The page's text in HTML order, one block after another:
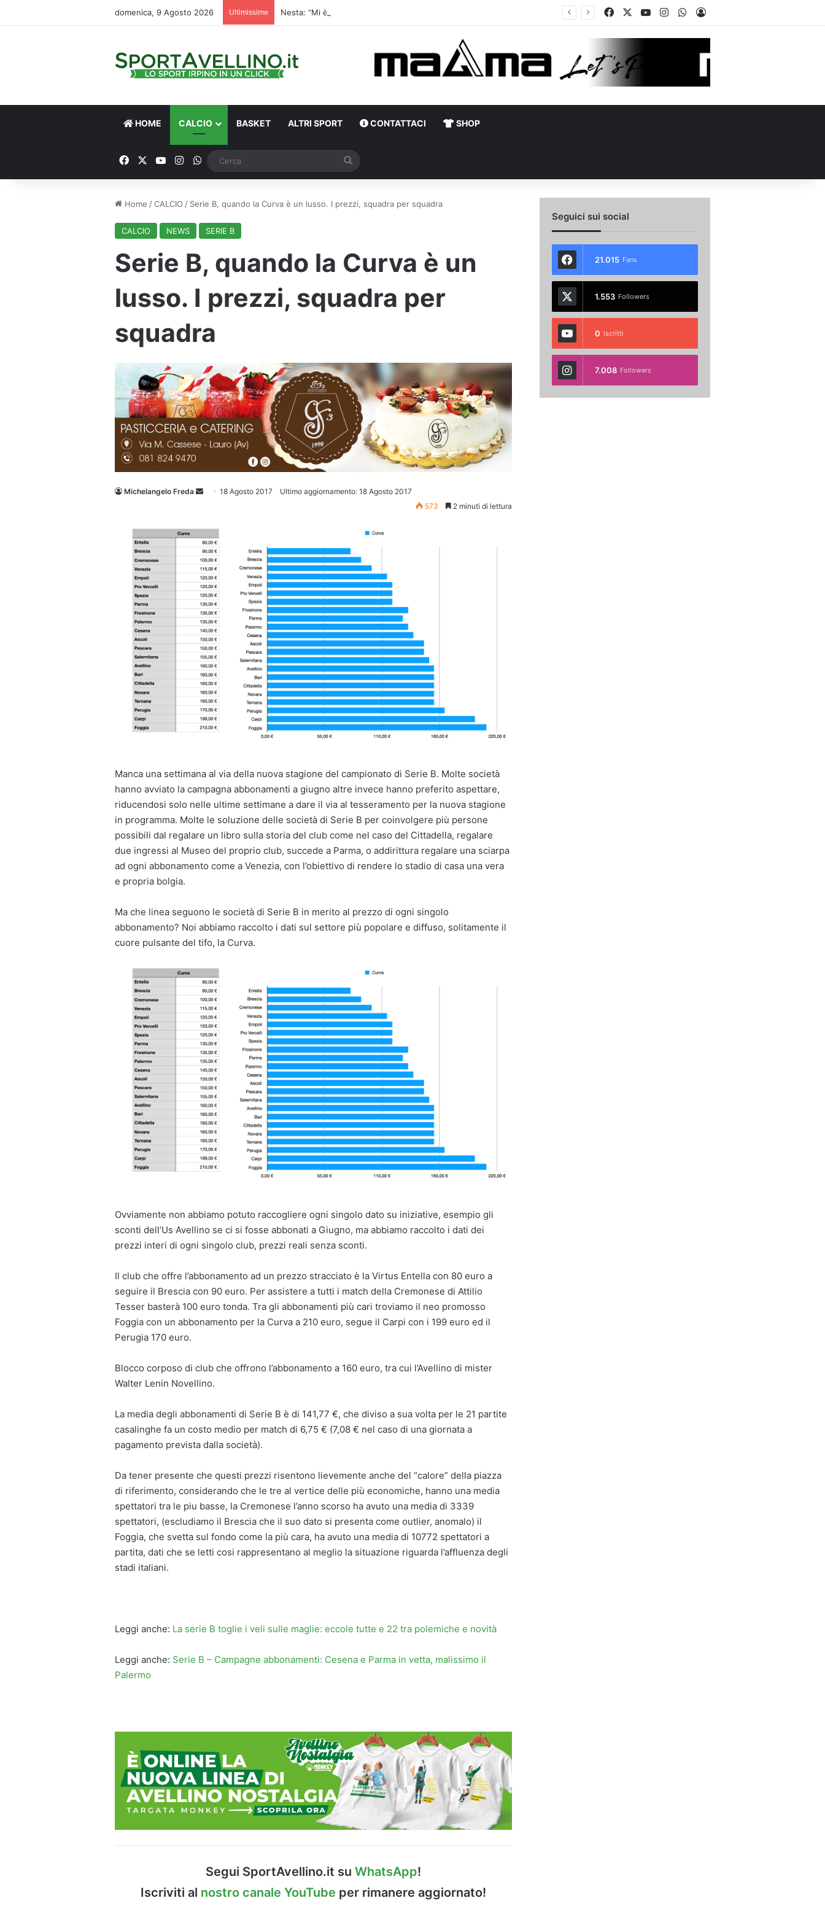
domenica, 9 Agosto 2026 Ultimissime FacebookYou TubeInstagramWhatsApp
Accedi
HOME CALCIO BASKET ALTRI SPORT CONTATTACI SHOP
FacebookYou TubeInstagram
WhatsApp
Home /CALCIO / Serie B, quando la Curva è un lusso. I prezzi, squadra per squadra
CALCIO NEWS SERIE B
Serie B, quando la Curva è un
lusso. I prezzi, squadra per
squadra
Michelangelo Freda
Invia 18 Agosto 2017
Ultimo aggiornamento: 18 Agosto 2017
573
2 minuti di lettura
Manca una settimana al via della nuova stagione del campionato di Serie B. Molte società
hanno avviato la campagna abbonamenti a giugno altre invece hanno preferito aspettare,
riducendosi solo nelle ultime settimane a dare il via al tesseramento per la nuova stagione
in programma. Molte le soluzione delle società di Serie B per coinvolgere più persone
possibili dal regalare un libro sulla storia del club come nel caso del Cittadella, regalare
due ingressi al Museo del proprio club, succede a Parma, o addirittura regalare una sciarpa
ad ogni abbonamento come a Venezia, con l’obiettivo di rendere lo stadio di casa una vera
e propria bolgia.
Ma che linea seguono le società di Serie B in merito al prezzo di ogni singolo
abbonamento? Noi abbiamo raccolto i dati sul settore più popolare e diffuso, solitamente il
cuore pulsante del tifo, la Curva.
Ovviamente non abbiamo potuto raccogliere ogni singolo dato su iniziative, esempio gli
sconti dell’Us Avellino se ci si fosse abbonati a Giugno, ma abbiamo raccolto i dati dei
prezzi interi di ogni singolo club, prezzi reali senza sconti.
Il club che offre l’abbonamento ad un prezzo stracciato è la Virtus Entella con 80 euro a
seguire il Brescia con 90 euro. Per assistere a tutti i match della Cremonese di Attilio
Tesser basterà 100 euro tonda. Tra gli abbonamenti più cari troviamo il neo promosso
Foggia con un abbonamento per la Curva a 210 euro, segue il Carpi con i 199 euro ed il
Perugia 170 euro.
Blocco corposo di club che offrono l’abbonamento a 160 euro, tra cui l’Avellino di mister
Walter Lenin Novellino.
La media degli abbonamenti di Serie B è di 141,77 €, che diviso a sua volta per le 21 partite
casalinghe fa un costo medio per match di 6,75 € (7,08 € nel caso di una giornata a
pagamento prevista dalla società).
Da tener presente che questi prezzi risentono lievemente anche del “calore” della piazza
di riferimento, considerando che le tre al vertice delle più economiche, hanno una media
spettatori tra le piu basse, la Cremonese l’anno scorso ha avuto una media di 3339
spettatori, (escludiamo il Brescia che il suo dato si presenta come outlier, anomalo) il
Foggia, che svetta sul fondo come la più cara, ha avuto una media di 10772 spettatori a
partita, dati che se letti cosi rappresentano al meglio la situazione riguarda l’affluenza degli
stadi italiani.
Leggi anche: La serie B toglie i veli sulle maglie: eccole tutte e 22 tra polemiche e novità
Leggi anche: Serie B – Campagne abbonamenti: Cesena e Parma in vetta, malissimo il
Palermo
Segui SportAvellino.it su WhatsApp!
Iscriviti al nostro canale YouTube per rimanere aggiornato!
Seguici sui social
21.015 Fans
1.553 Followers
0 Iscritti
7.008 Followers